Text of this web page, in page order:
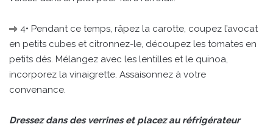
4• Pendant ce temps, râpez la carotte, coupez l’avocat
en petits cubes et citronnez-le, découpez les tomates en
petits dés. Mélangez avec les lentilles et le quinoa,
incorporez la vinaigrette. Assaisonnez à votre
convenance.
Dressez dans des verrines et placez au réfrigérateur